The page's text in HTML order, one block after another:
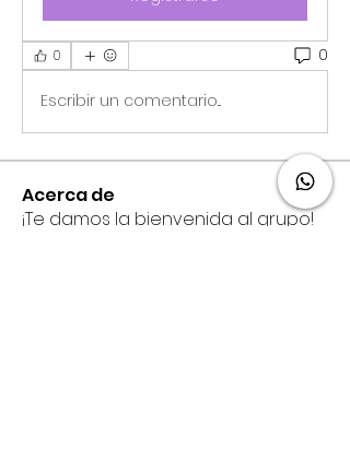
0 0
Escribir un comentario...
Acerca de
¡Te damos la bienvenida al grupo!